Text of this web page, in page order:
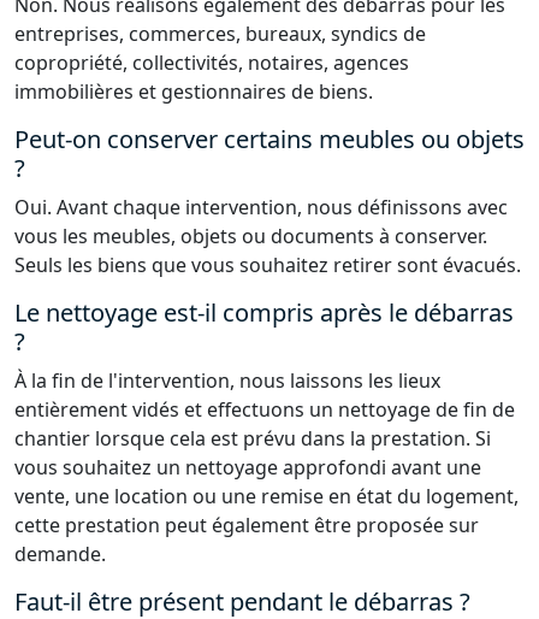
entreprises, commerces, bureaux, syndics de
copropriété, collectivités, notaires, agences
immobilières et gestionnaires de biens.
Peut-on conserver certains meubles ou objets
?
Oui. Avant chaque intervention, nous définissons avec
vous les meubles, objets ou documents à conserver.
Seuls les biens que vous souhaitez retirer sont évacués.
Le nettoyage est-il compris après le débarras
?
À la fin de l'intervention, nous laissons les lieux
entièrement vidés et effectuons un nettoyage de fin de
chantier lorsque cela est prévu dans la prestation. Si
vous souhaitez un nettoyage approfondi avant une
vente, une location ou une remise en état du logement,
cette prestation peut également être proposée sur
demande.
Faut-il être présent pendant le débarras ?